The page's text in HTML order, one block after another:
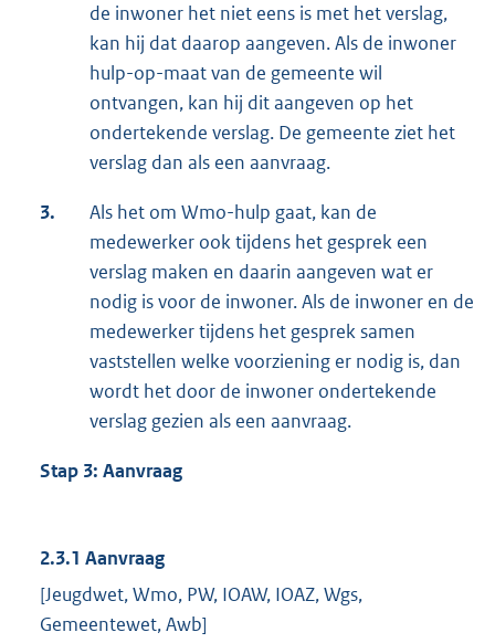
de inwoner het niet eens is met het verslag,
kan hij dat daarop aangeven. Als de inwoner
hulp-op-maat van de gemeente wil
ontvangen, kan hij dit aangeven op het
ondertekende verslag. De gemeente ziet het
verslag dan als een aanvraag.
3.
Als het om Wmo-hulp gaat, kan de
medewerker ook tijdens het gesprek een
verslag maken en daarin aangeven wat er
nodig is voor de inwoner. Als de inwoner en de
medewerker tijdens het gesprek samen
vaststellen welke voorziening er nodig is, dan
wordt het door de inwoner ondertekende
verslag gezien als een aanvraag.
Stap 3: Aanvraag
2.3.1 Aanvraag
[Jeugdwet, Wmo, PW, IOAW, IOAZ, Wgs,
Gemeentewet, Awb]